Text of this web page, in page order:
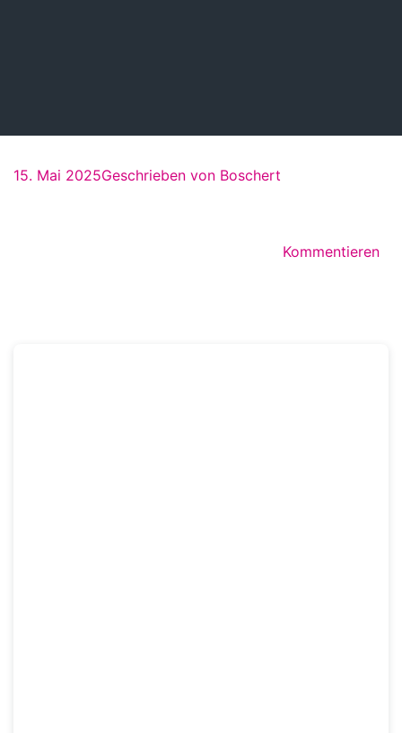
15. Mai 2025Geschrieben von Boschert
Kommentieren